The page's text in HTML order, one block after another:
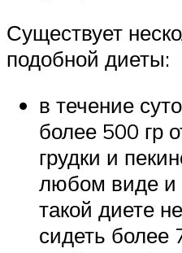
Существует
подобной диеты:
в течение
более 500 гр
грудки и
любом виде и
такой диете
сидеть более